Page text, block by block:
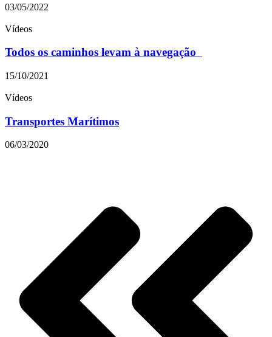
03/05/2022
Vídeos
Todos os caminhos levam à navegação
15/10/2021
Vídeos
Transportes Marítimos
06/03/2020